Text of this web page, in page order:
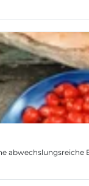
abwechslungsreiche